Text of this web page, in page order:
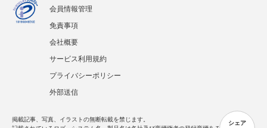
シェア
会員情報管理
免責事項
会社概要
サービス利用規約
プライバシーポリシー
外部送信
掲載記事、写真、イラストの無断転載を禁じます。